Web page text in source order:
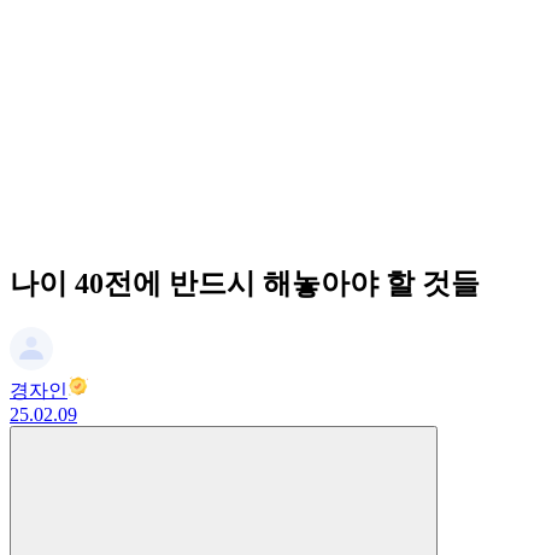
나이 40전에 반드시 해놓아야 할 것들
경자인
25.02.09